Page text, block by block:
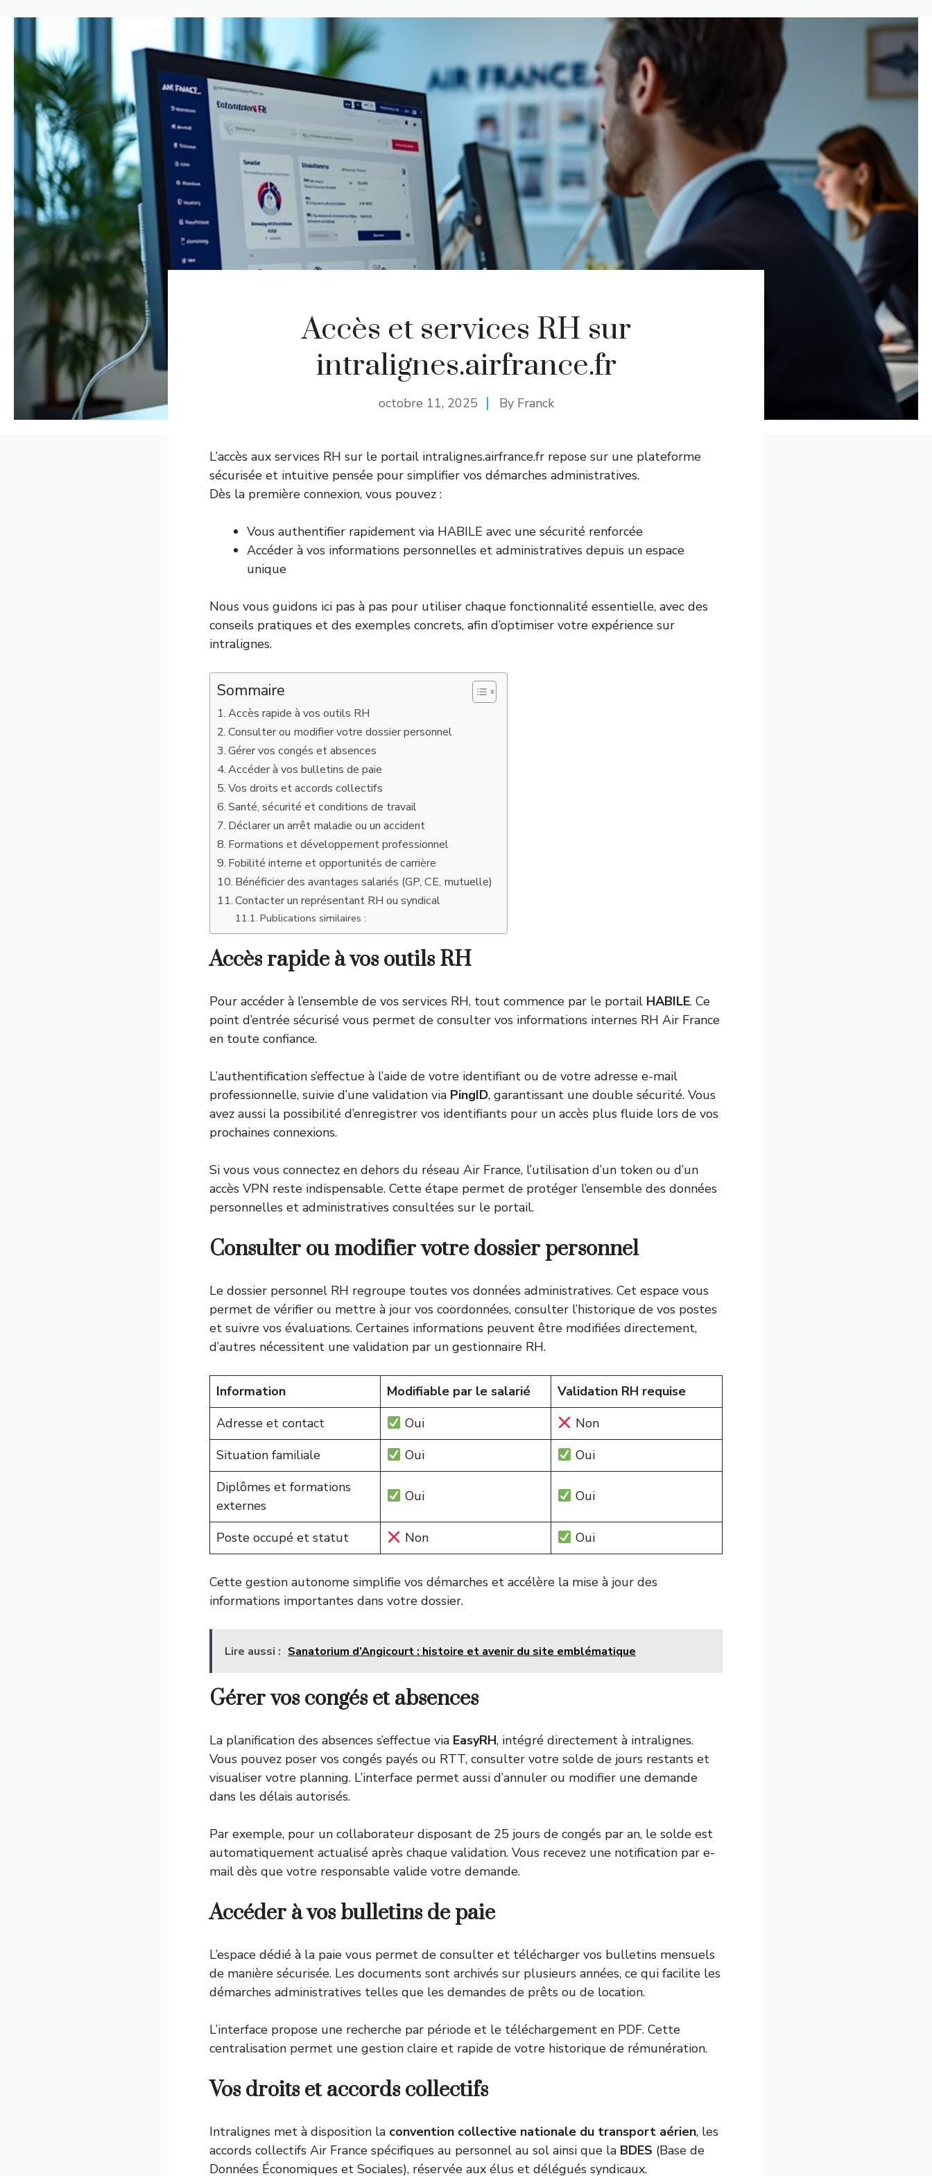
Accès et services RH sur
intralignes.airfrance.fr
octobre 11, 2025 By Franck
L’accès aux services RH sur le portail intralignes.airfrance.fr repose sur une plateforme
sécurisée et intuitive pensée pour simplifier vos démarches administratives.
Dès la première connexion, vous pouvez :
Vous authentifier rapidement via HABILE avec une sécurité renforcée
Accéder à vos informations personnelles et administratives depuis un espace
unique
Nous vous guidons ici pas à pas pour utiliser chaque fonctionnalité essentielle, avec des
conseils pratiques et des exemples concrets, afin d’optimiser votre expérience sur
intralignes.
Sommaire
Accès rapide à vos outils RH
Consulter ou modifier votre dossier personnel
Gérer vos congés et absences
Accéder à vos bulletins de paie
Vos droits et accords collectifs
Santé, sécurité et conditions de travail
Déclarer un arrêt maladie ou un accident
Formations et développement professionnel
Fobilité interne et opportunités de carrière
Bénéficier des avantages salariés (GP, CE, mutuelle)
Contacter un représentant RH ou syndical
Publications similaires :
Accès rapide à vos outils RH
Pour accéder à l’ensemble de vos services RH, tout commence par le portail HABILE. Ce
point d’entrée sécurisé vous permet de consulter vos informations internes RH Air France
en toute confiance.
L’authentification s’effectue à l’aide de votre identifiant ou de votre adresse e-mail
professionnelle, suivie d’une validation via PingID, garantissant une double sécurité. Vous
avez aussi la possibilité d’enregistrer vos identifiants pour un accès plus fluide lors de vos
prochaines connexions.
Si vous vous connectez en dehors du réseau Air France, l’utilisation d’un token ou d’un
accès VPN reste indispensable. Cette étape permet de protéger l’ensemble des données
personnelles et administratives consultées sur le portail.
Consulter ou modifier votre dossier personnel
Le dossier personnel RH regroupe toutes vos données administratives. Cet espace vous
permet de vérifier ou mettre à jour vos coordonnées, consulter l’historique de vos postes
et suivre vos évaluations. Certaines informations peuvent être modifiées directement,
d’autres nécessitent une validation par un gestionnaire RH.
Information Modifiable par le salarié
Validation RH requise
Adresse et contact
Oui
Non
Situation familiale
Oui
Oui
Diplômes et formations
externes
Oui Oui
Poste occupé et statut Non Oui
Cette gestion autonome simplifie vos démarches et accélère la mise à jour des
informations importantes dans votre dossier.
Lire aussi : Sanatorium d’Angicourt : histoire et avenir du site emblématique
Gérer vos congés et absences
La planification des absences s’effectue via EasyRH, intégré directement à intralignes.
Vous pouvez poser vos congés payés ou RTT, consulter votre solde de jours restants et
visualiser votre planning. L’interface permet aussi d’annuler ou modifier une demande
dans les délais autorisés.
Par exemple, pour un collaborateur disposant de 25 jours de congés par an, le solde est
automatiquement actualisé après chaque validation. Vous recevez une notification par e-
mail dès que votre responsable valide votre demande.
Accéder à vos bulletins de paie
L’espace dédié à la paie vous permet de consulter et télécharger vos bulletins mensuels
de manière sécurisée. Les documents sont archivés sur plusieurs années, ce qui facilite les
démarches administratives telles que les demandes de prêts ou de location.
L’interface propose une recherche par période et le téléchargement en PDF. Cette
centralisation permet une gestion claire et rapide de votre historique de rémunération.
Vos droits et accords collectifs
Intralignes met à disposition la convention collective nationale du transport aérien, les
accords collectifs Air France spécifiques au personnel au sol ainsi que la BDES (Base de
Données Économiques et Sociales), réservée aux élus et délégués syndicaux.